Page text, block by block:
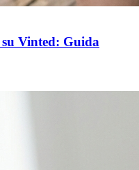
Vinted: Guida